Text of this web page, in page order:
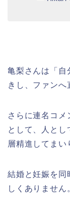
亀梨さんは「自
きし、ファンへ
さらに連名コメ
として、人とし
層精進してまい
結婚と妊娠を同
しくありません